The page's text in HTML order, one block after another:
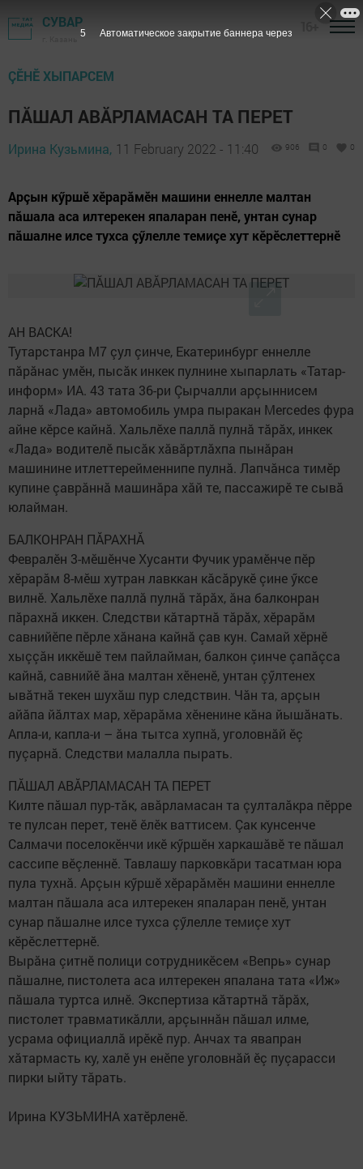
СУВАР
ÇӖНӖ ХЫПАРСЕМ
ПĂШАЛ АВĂРЛАМАСАН ТА ПЕРЕТ
Ирина Кузьмина, 11 February 2022 - 11:40 906 0 0
Арçын кӳршӗ хӗрарăмӗн машини еннелле малтан
пăшала аса илтерекен япаларан пенӗ, унтан сунар
пăшалне илсе тухса çӳлелле темиçе хут кӗрӗслеттернӗ
АН ВАСКА!
Тутарстанра М7 çул çинче, Екатеринбург еннелле
пăрăнас умӗн, пысăк инкек пулнине хыпарлать «Татар-
информ» ИА. 43 тата 36-ри Çырчалли арçыннисем
ларнă «Лада» автомобиль умра пыракан Mercedes фура
айне кӗрсе кайнă. Хальлӗхе паллă пулнă тăрăх, инкек
«Лада» водителӗ пысăк хăвăртлăхпа пынăран
машинине итлеттерейменнипе пулнă. Лапчăнса тимӗр
купине çаврăннă машинăра хăй те, пассажирӗ те сывă
юлайман.
БАЛКОНРАН ПĂРАХНĂ
Февралӗн 3-мӗшӗнче Хусанти Фучик урамӗнче пӗр
хӗрарăм 8-мӗш хутран лавккан кăсăрукӗ çине ӳксе
вилнӗ. Хальлӗхе паллă пулнă тăрăх, ăна балконран
пăрахнă иккен. Следстви кăтартнă тăрăх, хӗрарăм
савнийӗпе пӗрле хăнана кайнă çав кун. Самай хӗрнӗ
хыççăн иккӗшӗ тем пайлайман, балкон çинче çапăçса
кайнă, савнийӗ ăна малтан хӗненӗ, унтан çӳлтенех
ывăтнă текен шухăш пур следствин. Чăн та, арçын
айăпа йăлтах мар, хӗрарăма хӗненине кăна йышăнать.
Апла-и, капла-и – ăна тытса хупнă, уголовнăй ӗç
пуçарнă. Следстви малалла пырать.
ПĂШАЛ АВĂРЛАМАСАН ТА ПЕРЕТ
Килте пăшал пур-тăк, авăрламасан та çулталăкра пӗрре
те пулсан перет, тенӗ ӗлӗк ваттисем. Çак кунсенче
Салмачи поселокӗнчи икӗ кӳршӗн харкашăвӗ те пăшал
сассипе вӗçленнӗ. Тавлашу парковкăри тасатман юра
пула тухнă. Арçын кӳршӗ хӗрарăмӗн машини еннелле
малтан пăшала аса илтерекен япаларан пенӗ, унтан
сунар пăшалне илсе тухса çӳлелле темиçе хут
кӗрӗслеттернӗ.
Вырăна çитнӗ полици сотрудникӗсем «Вепрь» сунар
пăшалне, пистолета аса илтерекен япалана тата «Иж»
пăшала туртса илнӗ. Экспертиза кăтартнă тăрăх,
пистолет травматикăлли, арçыннăн пăшал илме,
усрама официаллă ирӗкӗ пур. Анчах та явапран
хăтармасть ку, халӗ ун енӗпе уголовнăй ӗç пуçарасси
пирки ыйту тăрать.
Ирина КУЗЬМИНА хатӗрленӗ.
4 Автоматическое закрытие баннера через